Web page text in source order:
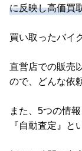
に反映し高価買
買い取ったバイ
直営店での販売
ので、どんな依
また、5つの情
『自動査定』と